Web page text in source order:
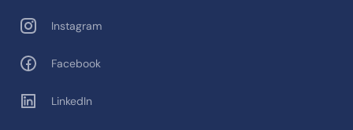
Instagram
Facebook
LinkedIn